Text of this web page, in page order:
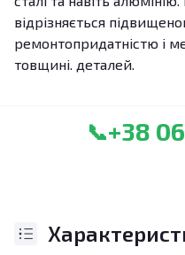
відрізняється
ремонтопридатністю і
товщині. деталей.
📞+38